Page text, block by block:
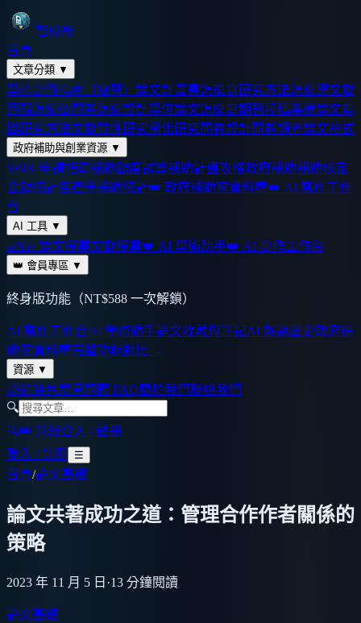
智研所
首頁
文章分類 ▼
學術寫作指南（總覽） 論文計畫書怎麼寫研究方法怎麼選文獻
回顧怎麼做問卷怎麼設計學位論文怎麼寫期刊投稿準備論文基
礎研究方法文獻質性研究量化研究問卷設計問卷調查論文格式
政府補助與創業資源 ▼
SBIR 申請指南補助額度試算補助計畫攻略政府補助補助核定
金額統計各產業補助統計👑 政府補助案資料庫👑 AI 寫作工作
台
AI 工具 ▼
arXiv 論文搜尋文獻搜尋👑 AI 學術助手👑 AI 寫作工作台
👑 會員專區 ▼
終身版功能（NT$588 一次解鎖）
AI 寫作工作台AI 學術助手論文收藏與筆記AI 解讀歷史政府補
助案資料庫完整功能對比 →
資源 ▼
功能特色常見問題 FAQ關於我們聯絡我們
🔍
🔍👑 升級登入 / 註冊
登入 / 註冊 ☰
首頁/論文基礎
論文共著成功之道：管理合作作者關係的
策略
2023 年 11 月 5 日 ·13 分鐘閱讀
論文基礎